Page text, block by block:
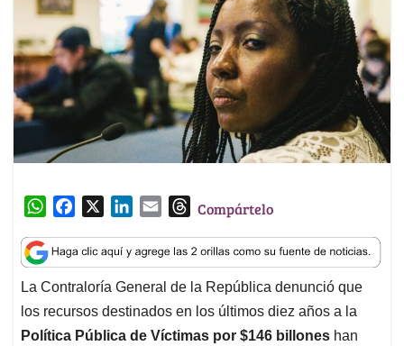
W
a
t
s
A
p
c
e
b
o
o
n
k
e
d
I
a
i
l
T
r
e
a
d
s
Compártelo
La Contraloría General de la República denunció que
los recursos destinados en los últimos diez años a la
Política Pública de Víctimas por $146 billones han